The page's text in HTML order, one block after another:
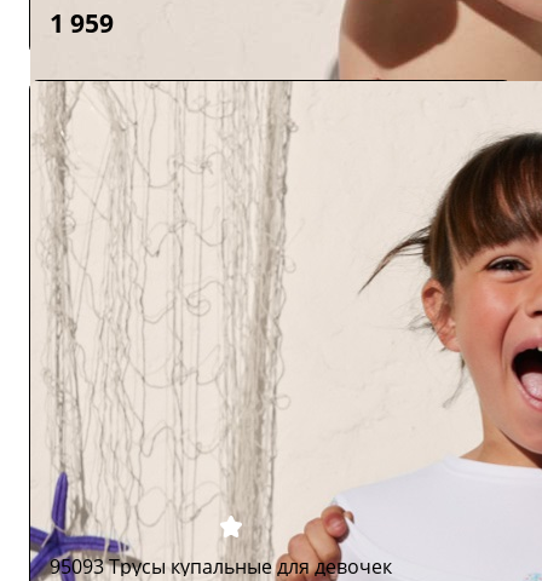
1 959
95093 Трусы купальные для девочек